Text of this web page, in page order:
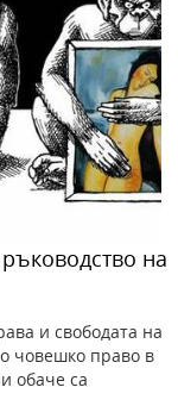
на
и свободата на
човешко право в
обаче са